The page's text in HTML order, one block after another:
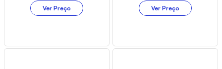
Ver Preço Ver Preço